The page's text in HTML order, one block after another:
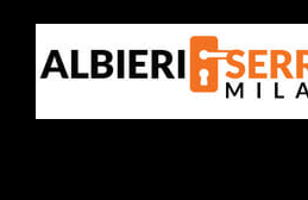
contenuto